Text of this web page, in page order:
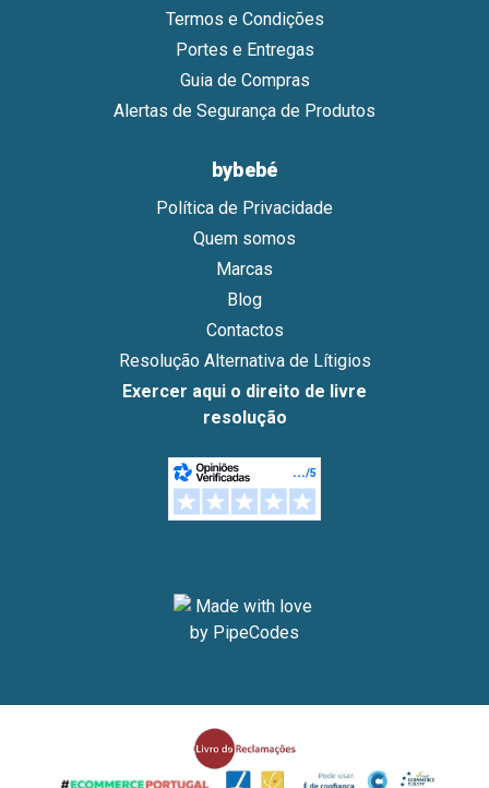
Termos e Condições
Portes e Entregas
Guia de Compras
Alertas de Segurança de Produtos
bybebé
Política de Privacidade
Quem somos
Marcas
Blog
Contactos
Resolução Alternativa de Lítigios
Exercer aqui o direito de livre
resolução